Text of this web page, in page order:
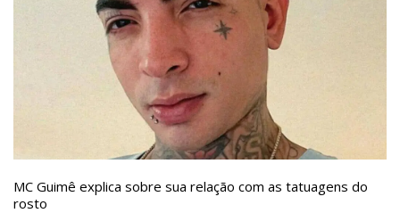
MC Guimê explica sobre sua relação com as tatuagens do
rosto